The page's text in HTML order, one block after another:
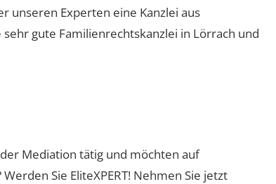
unseren Experten eine Kanzlei aus
gute Familienrechtskanzlei in Lörrach und
Mediation tätig und möchten auf
Sie EliteXPERT! Nehmen Sie jetzt